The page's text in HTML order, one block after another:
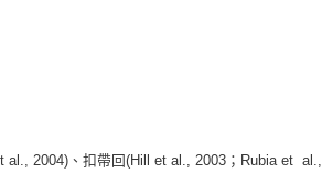
2004)、扣帶回(Hill et al., 2003；Rubia et al.,